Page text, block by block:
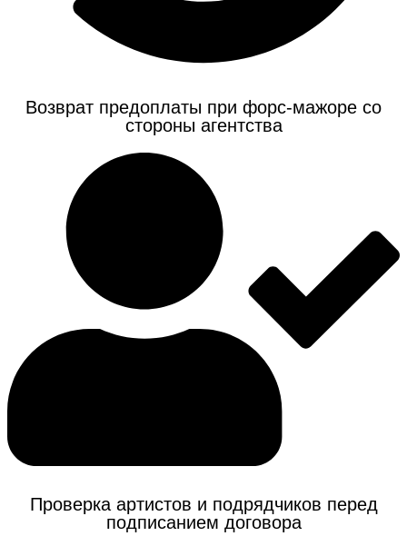
Возврат предоплаты при форс-мажоре со
стороны агентства
Проверка артистов и подрядчиков перед
подписанием договора